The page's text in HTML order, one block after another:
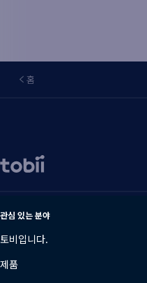
홈
언
어
관심 있는 분야
토비입니다.
제품